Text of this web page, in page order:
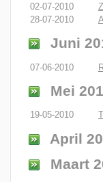
02-07-2010
28-07-2010
Juni
07-06-2010
Mei
19-05-2010
April
Maart